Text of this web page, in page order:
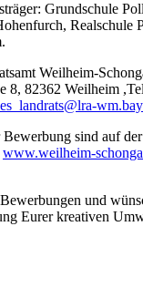
Grundschule
Realschule
Weilheim-
8, 82362 Weilheim
sind auf der
www.weilheim-
und
Eurer kreativen